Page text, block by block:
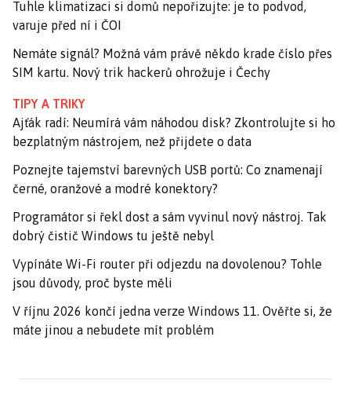
Tuhle klimatizaci si domů nepořizujte: je to podvod,
varuje před ní i ČOI
Nemáte signál? Možná vám právě někdo krade číslo přes
SIM kartu. Nový trik hackerů ohrožuje i Čechy
TIPY A TRIKY
Ajťák radí: Neumírá vám náhodou disk? Zkontrolujte si ho
bezplatným nástrojem, než přijdete o data
Poznejte tajemství barevných USB portů: Co znamenají
černé, oranžové a modré konektory?
Programátor si řekl dost a sám vyvinul nový nástroj. Tak
dobrý čistič Windows tu ještě nebyl
Vypínáte Wi-Fi router při odjezdu na dovolenou? Tohle
jsou důvody, proč byste měli
V říjnu 2026 končí jedna verze Windows 11. Ověřte si, že
máte jinou a nebudete mít problém